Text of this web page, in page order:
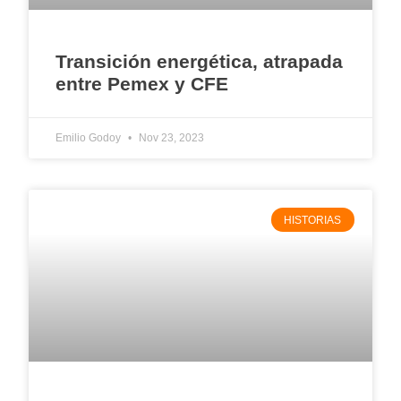
Transición energética, atrapada
entre Pemex y CFE
Emilio Godoy Nov 23, 2023
HISTORIAS